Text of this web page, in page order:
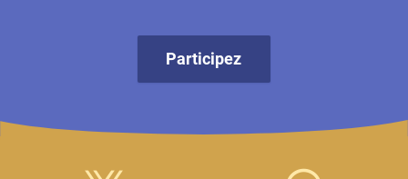
Participez